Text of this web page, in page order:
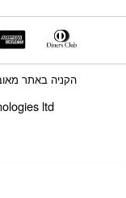
ltd
הקניה באתר